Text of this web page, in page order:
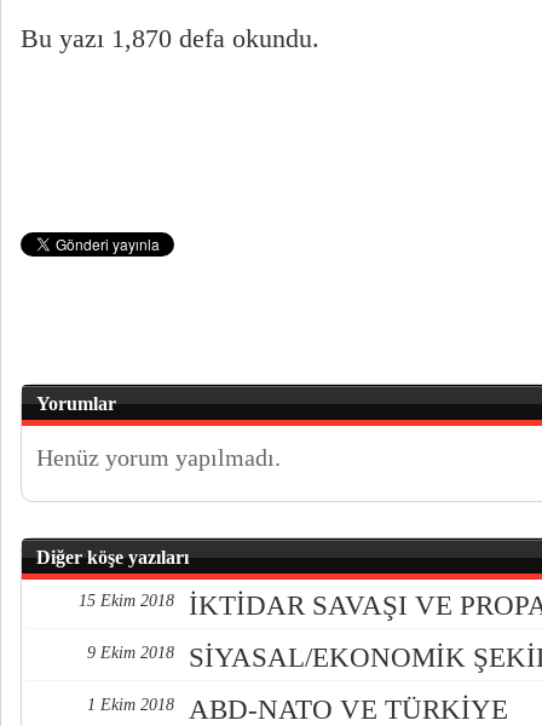
Bu yazı 1,870 defa okundu.
Yorumlar
Henüz yorum yapılmadı.
Diğer köşe yazıları
15 Ekim 2018 İKTİDAR SAVAŞI VE
9 Ekim 2018 SİYASAL/EKONOMİK
1 Ekim 2018 ABD-NATO VE TÜRKİYE